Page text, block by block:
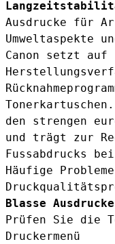
Ausdrucke für
Umweltaspekte
Canon setzt auf
den strengen
und trägt zur
Fussabdrucks
Häufige
Blasse
Prüfen Sie die
Druckermenü